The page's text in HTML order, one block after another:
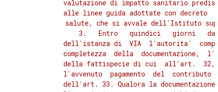
valutazione di impatto sanitario
alle linee guida adottate con decreto
salute, che si avvale dell'Istituto
3.   Entro   quindici   giorni
dell'istanza di  VIA  l'autorita'
completezza  della  documentazione,
della fattispecie di cui  all'art.
l'avvenuto  pagamento  del  contributo
dell'art. 33. Qualora la